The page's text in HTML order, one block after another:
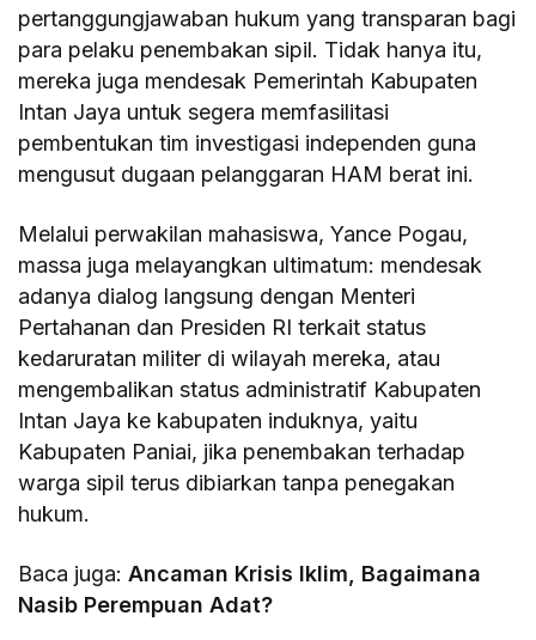
pertanggungjawaban hukum yang transparan bagi
para pelaku penembakan sipil. Tidak hanya itu,
mereka juga mendesak Pemerintah Kabupaten
Intan Jaya untuk segera memfasilitasi
pembentukan tim investigasi independen guna
mengusut dugaan pelanggaran HAM berat ini.
Melalui perwakilan mahasiswa, Yance Pogau,
massa juga melayangkan ultimatum: mendesak
adanya dialog langsung dengan Menteri
Pertahanan dan Presiden RI terkait status
kedaruratan militer di wilayah mereka, atau
mengembalikan status administratif Kabupaten
Intan Jaya ke kabupaten induknya, yaitu
Kabupaten Paniai, jika penembakan terhadap
warga sipil terus dibiarkan tanpa penegakan
hukum.
Baca juga:Ancaman Krisis Iklim, Bagaimana
Nasib Perempuan Adat?